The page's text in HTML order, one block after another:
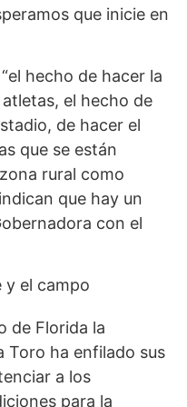
que inicie en
hecho de hacer la
el hecho de
de hacer el
que se están
rural como
que hay un
con el
y el campo
de Florida la
Toro ha enfilado sus
a los
para la